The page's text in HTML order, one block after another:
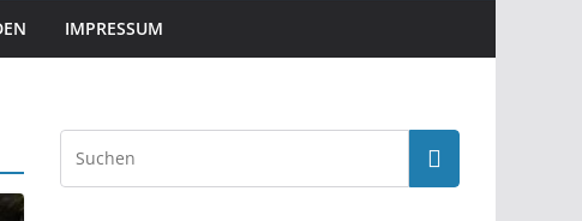
IMPRESSUM